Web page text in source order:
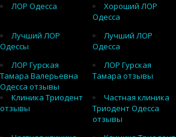
ЛОР Одесса
Хороший ЛОР
Одесса
Лучший ЛОР
Одессы
Лучший ЛОР
Одесса
ЛОР Гурская
Тамара Валерьевна
Одесса отзывы
ЛОР Гурская
Тамара отзывы
Клиника Триодент
отзывы
Частная клиника
Триодент Одесса
отзывы